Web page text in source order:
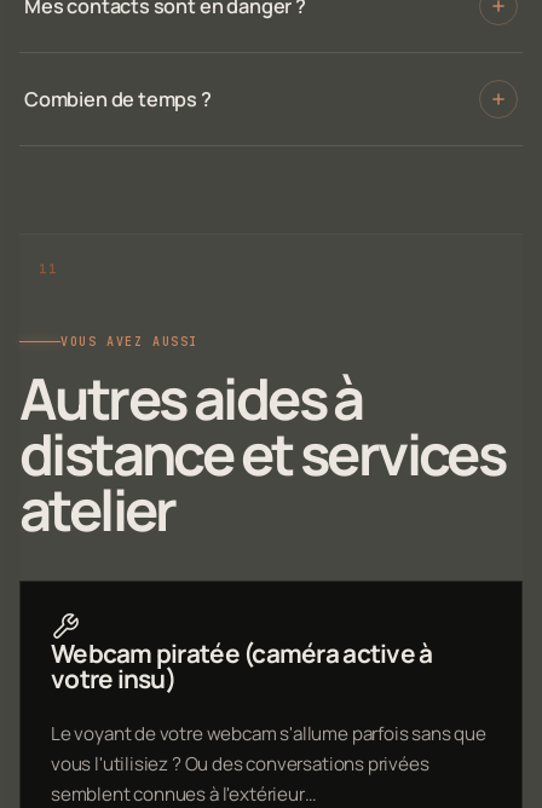
Mes contacts sont en danger ?
Combien de temps ?
VOUS AVEZ AUSSI
Autres aides à
distance et services
atelier
Webcam piratée (caméra active à
votre insu)
Le voyant de votre webcam s'allume parfois sans que
vous l'utilisiez ? Ou des conversations privées
semblent connues à l'extérieur…